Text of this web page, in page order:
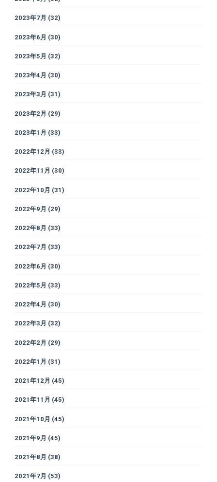
2023年7月 (32)
2023年6月 (30)
2023年5月 (32)
2023年4月 (30)
2023年3月 (31)
2023年2月 (29)
2023年1月 (33)
2022年12月 (33)
2022年11月 (30)
2022年10月 (31)
2022年9月 (29)
2022年8月 (33)
2022年7月 (33)
2022年6月 (30)
2022年5月 (33)
2022年4月 (30)
2022年3月 (32)
2022年2月 (29)
2022年1月 (31)
2021年12月 (45)
2021年11月 (45)
2021年10月 (45)
2021年9月 (45)
2021年8月 (38)
2021年7月 (53)